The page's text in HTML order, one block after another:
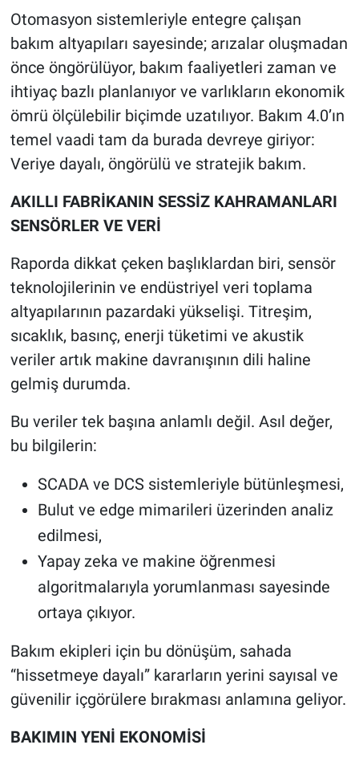
Otomasyon sistemleriyle entegre çalışan
bakım altyapıları sayesinde; arızalar oluşmadan
önce öngörülüyor, bakım faaliyetleri zaman ve
ihtiyaç bazlı planlanıyor ve varlıkların ekonomik
ömrü ölçülebilir biçimde uzatılıyor. Bakım 4.0’ın
temel vaadi tam da burada devreye giriyor:
Veriye dayalı, öngörülü ve stratejik bakım.
AKILLI FABRİKANIN SESSİZ KAHRAMANLARI
SENSÖRLER VE VERİ
Raporda dikkat çeken başlıklardan biri, sensör
teknolojilerinin ve endüstriyel veri toplama
altyapılarının pazardaki yükselişi. Titreşim,
sıcaklık, basınç, enerji tüketimi ve akustik
veriler artık makine davranışının dili haline
gelmiş durumda.
Bu veriler tek başına anlamlı değil. Asıl değer,
bu bilgilerin:
SCADA ve DCS sistemleriyle bütünleşmesi,
Bulut ve edge mimarileri üzerinden analiz
edilmesi,
Yapay zeka ve makine öğrenmesi
algoritmalarıyla yorumlanması sayesinde
ortaya çıkıyor.
Bakım ekipleri için bu dönüşüm, sahada
“hissetmeye dayalı” kararların yerini sayısal ve
güvenilir içgörülere bırakması anlamına geliyor.
BAKIMIN YENİ EKONOMİSİ